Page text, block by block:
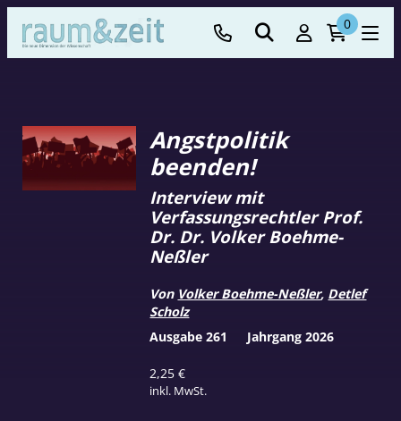
0
Angstpolitik
beenden!
2,25€
inkl. MwSt.
Interview mit
Verfassungsrechtler Prof.
Dr. Dr. Volker Boehme-
Neßler
Von Volker Boehme-Neßler, Detlef
Scholz
Ausgabe 261 Jahrgang 2026